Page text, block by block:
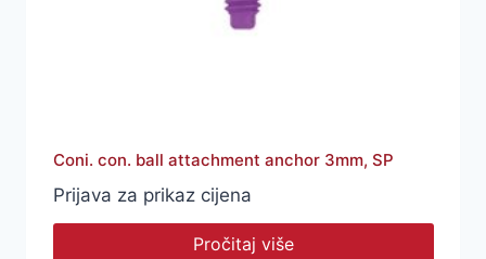
Coni. con. ball attachment anchor 3mm, SP
Prijava za prikaz cijena
Pročitaj više